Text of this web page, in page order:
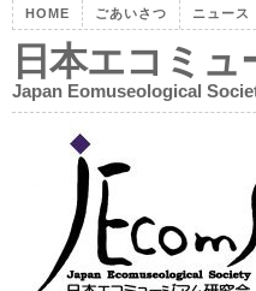
HOME ごあいさつ ニュース
日本エコミ
Japan Eomuseological